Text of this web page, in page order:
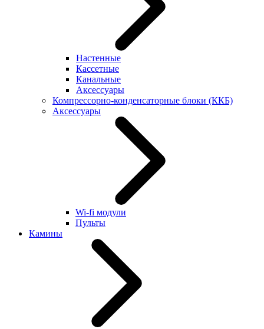
Настенные
Кассетные
Канальные
Аксессуары
Компрессорно-конденсаторные блоки (ККБ)
Аксессуары
Wi-fi модули
Пульты
Камины